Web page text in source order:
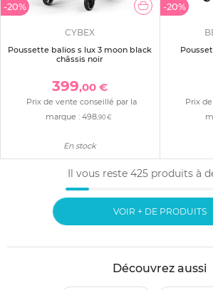
-20%
CYBEX
Poussette balios s lux 3 moon black
châssis noir
399,00 €
Prix de vente conseillé par la
marque : 498,90 €
En stock
-20%
Prix
Il vous reste 425produits à
VOIR + DE PRODUITS
Découvrez aussi